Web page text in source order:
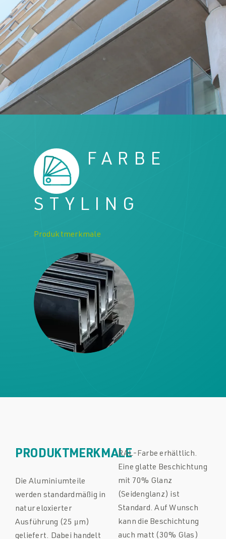
Herunterladen
Kontakt
Herunterladen
Kontakt
FARBE
STYLING
Produktmerkmale
PRODUKTMERKMALE
Die Aluminiumteile
werden standardmäßig in
natur eloxierter
Ausführung (25 μm)
geliefert. Dabei handelt
RAL-Farbe erhältlich.
Eine glatte Beschichtung
mit 70% Glanz
(Seidenglanz) ist
Standard. Auf Wunsch
kann die Beschichtung
auch matt (30% Glas)